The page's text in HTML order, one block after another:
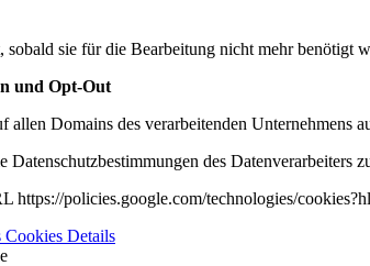
sobald sie für die Bearbeitung nicht mehr benötigt
und Opt-Out
allen Domains des verarbeitenden Unternehmens
Datenschutzbestimmungen des Datenverarbeiters
https://policies.google.com/technologies/
Cookies Details